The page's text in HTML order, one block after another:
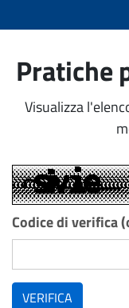
Pratiche
Visualizza
Codice di verifica
VERIFICA